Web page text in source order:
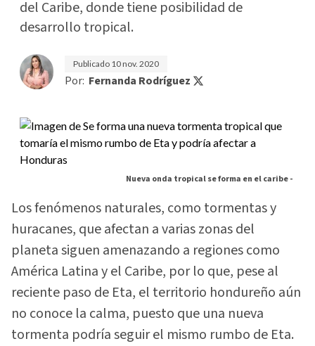
del Caribe, donde tiene posibilidad de
desarrollo tropical.
Publicado 10 nov. 2020
Por: Fernanda Rodríguez
Nueva onda tropical se forma en el caribe -
Los fenómenos naturales, como tormentas y
huracanes, que afectan a varias zonas del
planeta siguen amenazando a regiones como
América Latina y el Caribe, por lo que, pese al
reciente paso de Eta, el territorio hondureño aún
no conoce la calma, puesto que una nueva
tormenta podría seguir el mismo rumbo de Eta.